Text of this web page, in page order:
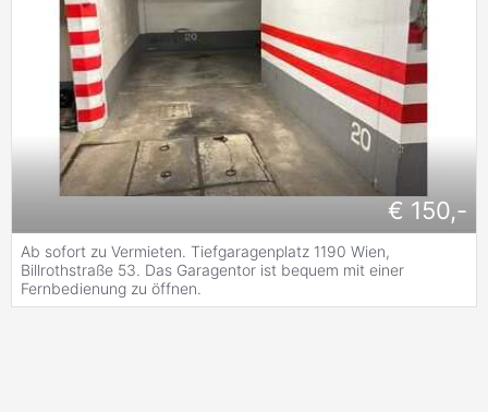
€ 150,-
Ab sofort zu Vermieten. Tiefgaragenplatz 1190 Wien,
Billrothstraße 53. Das Garagentor ist bequem mit einer
Fernbedienung zu öffnen.